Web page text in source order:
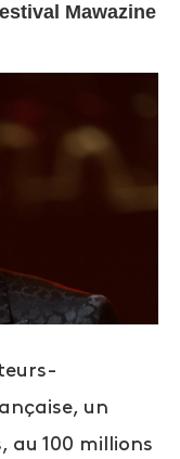
Mawazine
un
au 100 millions